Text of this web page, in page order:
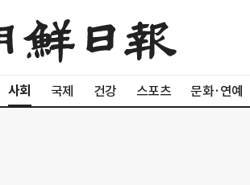
사회 국제 건강 스포츠 문화·연예